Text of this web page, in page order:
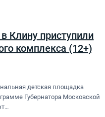
Клину приступили
комплекса (12+)
детская площадка
Губернатора Московской